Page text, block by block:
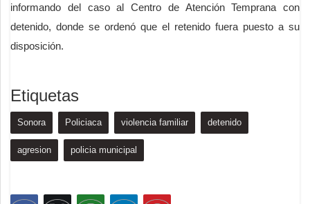
informando del caso al Centro de Atención Temprana con
detenido, donde se ordenó que el retenido fuera puesto a su
disposición.
Etiquetas
Sonora Policiaca violencia familiar detenido
agresion policia municipal